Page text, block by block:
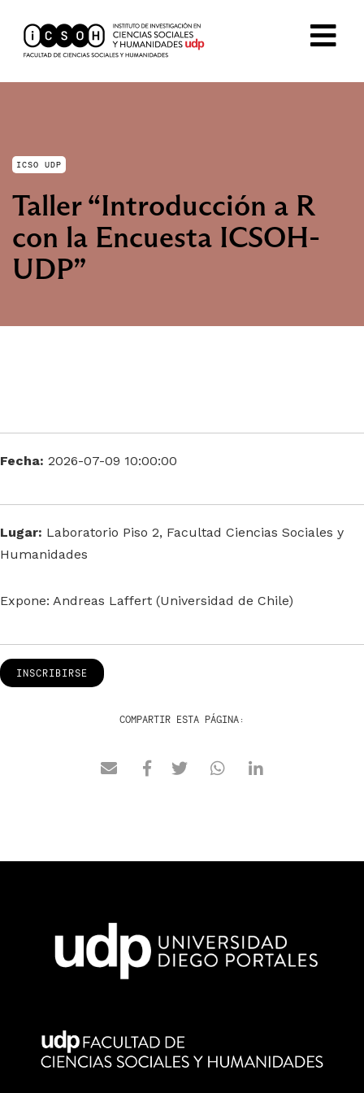
ICSO UDP
Taller “Introducción a R
con la Encuesta ICSOH-
UDP”
Fecha: 2026-07-09 10:00:00
Lugar: Laboratorio Piso 2, Facultad Ciencias Sociales y
Humanidades
Expone: Andreas Laffert (Universidad de Chile)
INSCRIBIRSE
COMPARTIR ESTA PÁGINA: